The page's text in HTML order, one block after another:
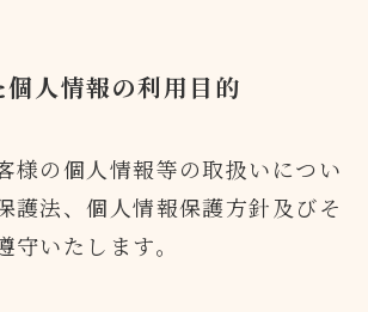
個人情報の利用目的
様の個人情報等の取扱いについ
護法、個人情報保護方針及びそ
守いたします。